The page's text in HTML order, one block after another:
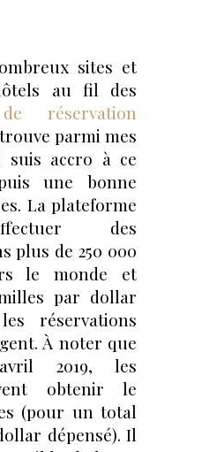
sites et
au fil des
réservation
parmi mes
suis accro à ce
une bonne
La plateforme
des
plus de 250 000
le monde et
par dollar
réservations
À noter que
2019, les
obtenir le
(pour un total
dépensé). Il